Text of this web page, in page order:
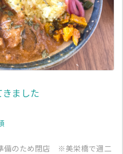
きました
備のため閉店 ※美栄橋で週二